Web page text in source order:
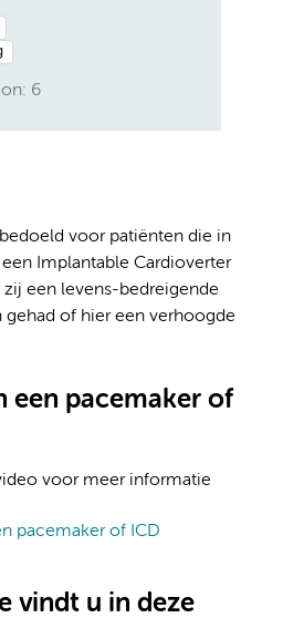
6
voor patiënten die in
Implantable Cardioverter
een levens-bedreigende
of hier een verhoogde
een pacemaker of
voor meer informatie
pacemaker of ICD
vindt u in deze